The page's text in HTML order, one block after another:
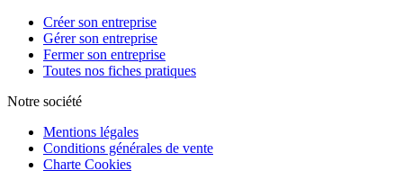
Créer son entreprise
Gérer son entreprise
Fermer son entreprise
Toutes nos fiches pratiques
Notre société
Mentions légales
Conditions générales de vente
Charte Cookies